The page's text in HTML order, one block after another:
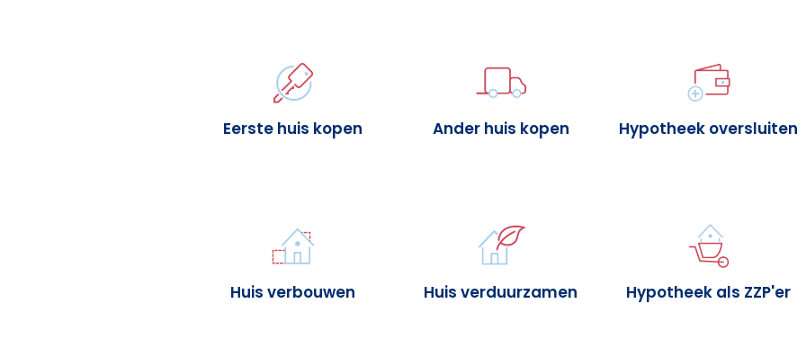
Eerste huis kopen Ander huis kopen Hypotheek oversluiten
Huis verbouwen Huis verduurzamen Hypotheek als ZZP'er